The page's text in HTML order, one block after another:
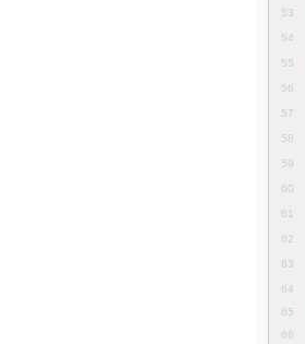
53
54
55
56
57
58
59
60
61
62
63
64
65
66